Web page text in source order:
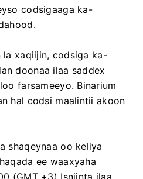
codsigaaga ka-
la xaqiijin, codsiga ka-
doonaa ilaa saddex
farsameeyo. Binarium
hal codsi maalintii akoon
shaqeynaa oo keliya
ee waaxyaha